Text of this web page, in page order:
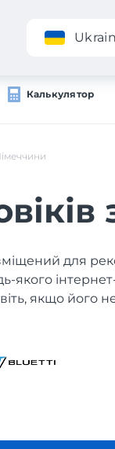
Калькулятор
для
якого
якщо його